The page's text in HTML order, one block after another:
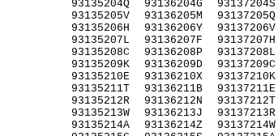
93135204Q
93135205V
93135206H
93135207L
93135208C
93135209K
93135210E
93135211T
93135212R
93135213W
93135214A
93136204G
93136205M
93136206Y
93136207F
93136208P
93136209D
93136210X
93136211B
93136212N
93136213J
93136214Z
93137204S
93137205Q
93137206V
93137207H
93137208L
93137209C
93137210K
93137211E
93137212T
93137213R
93137214W